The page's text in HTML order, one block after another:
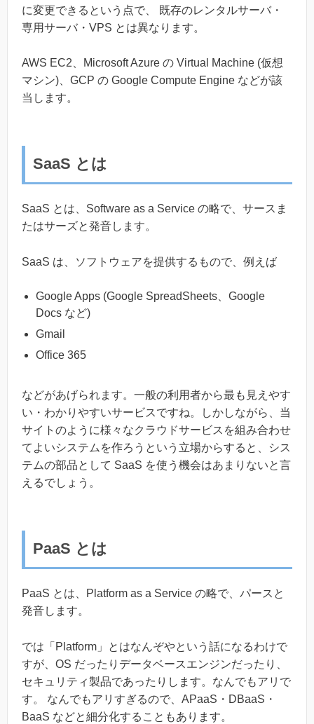
に変更できるという点で、 既存のレンタルサーバ・
専用サーバ・VPS とは異なります。
AWS EC2、Microsoft Azure の Virtual Machine (仮想
マシン)、GCP の Google Compute Engine などが該
当します。
SaaS とは
SaaS とは、Software as a Service の略で、サースま
たはサーズと発音します。
SaaS は、ソフトウェアを提供するもので、例えば
Google Apps (Google SpreadSheets、Google
Docs など)
Gmail
Office 365
などがあげられます。一般の利用者から最も見えやす
い・わかりやすいサービスですね。しかしながら、当
サイトのように様々なクラウドサービスを組み合わせ
てよいシステムを作ろうという立場からすると、シス
テムの部品として SaaS を使う機会はあまりないと言
えるでしょう。
PaaS とは
PaaS とは、Platform as a Service の略で、パースと
発音します。
では「Platform」とはなんぞやという話になるわけで
すが、OS だったりデータベースエンジンだったり、
セキュリティ製品であったりします。なんでもアリで
す。 なんでもアリすぎるので、APaaS・DBaaS・
BaaS などと細分化することもあります。